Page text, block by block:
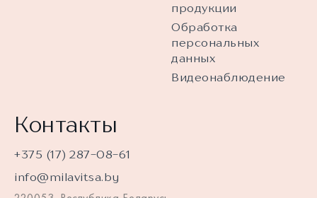
продукции
Обработка
персональных
данных
Видеонаблюдение
Контакты
+375 (17) 287-08-61
info@milavitsa.by